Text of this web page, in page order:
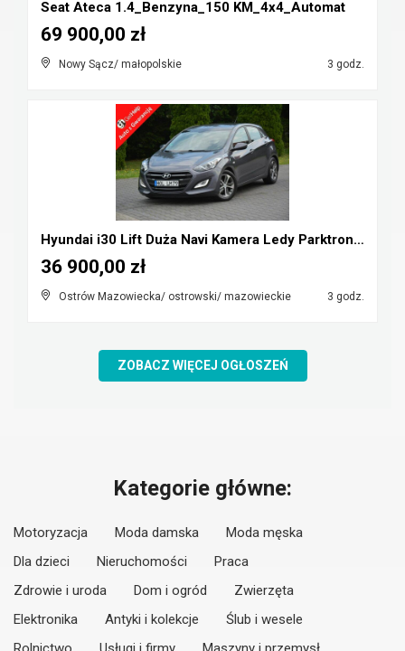
Seat Ateca 1.4_Benzyna_150 KM_4x4_Automat
Nowy Sącz/ małopolskie 3 godz.
69 900,00 zł
Hyundai i30 Lift Duża Navi Kamera Ledy Parktronic ...
Ostrów Mazowiecka/ ostrowski/ mazowieckie 3 godz.
36 900,00 zł
ZOBACZ WIĘCEJ OGŁOSZEŃ
Kategorie główne:
Motoryzacja Moda damska
Moda męska
Dla dzieci
Nieruchomości
Praca
Zdrowie i uroda
Dom i ogród
Zwierzęta
Elektronika
Antyki i kolekcje
Ślub i wesele